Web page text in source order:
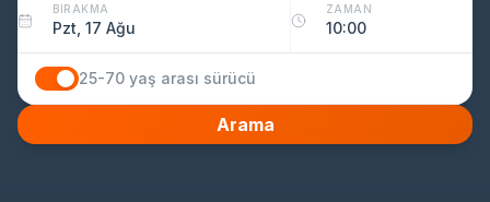
BIRAKMA
Pzt, 17 Ağu
ZAMAN
10:00
25-70 yaş arası sürücü
yıllar
Arama